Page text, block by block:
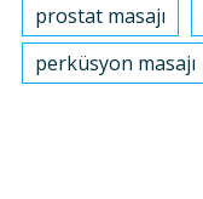
prostat masajı
perküsyon masajı